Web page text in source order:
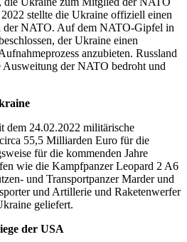
stellte die Ukraine offiziell einen
der NATO. Auf dem NATO-Gipfel in
der Ukraine einen
anzubieten. Russland
der NATO bedroht und
dem 24.02.2022 militärische
55,5 Milliarden Euro für die
für die kommenden Jahre
wie die Kampfpanzer Leopard 2 A6
und Transportpanzer Marder und
und Artillerie und Raketenwerfer
geliefert.
der USA